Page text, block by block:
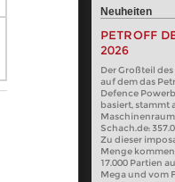
Neuheiten
PETROFF
2026
Der Großteil
auf dem das
Defence
basiert, stammt
Schach.de:
Zu dieser
Menge
17.000 Partien
Mega und vom